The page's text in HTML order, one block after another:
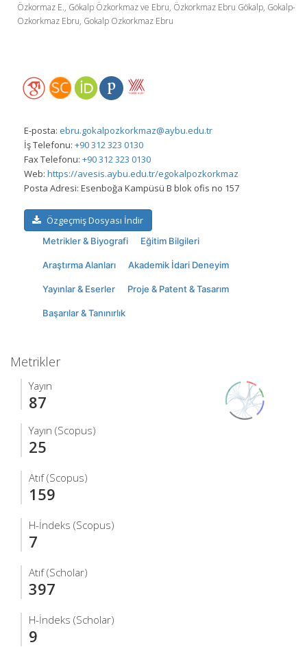
Özkormaz E., Gökalp Özkorkmaz ve Ebru, Özkorkmaz Ebru Gökalp, Gokalp-
Ozkorkmaz Ebru, Gokalp Ozkorkmaz Ebru
E-posta: ebru.gokalpozkorkmaz@aybu.edu.tr
İş Telefonu: +90 312 323 0130
Fax Telefonu: +90 312 323 0130
Web: https://avesis.aybu.edu.tr/egokalpozkorkmaz
Posta Adresi: Esenboğa Kampüsü B blok ofis no 157
Özgeçmiş Dosyası İndir
Metrikler & Biyografi Eğitim Bilgileri
Araştırma Alanları Akademik İdari Deneyim
Yayınlar & Eserler Proje & Patent & Tasarım
Başarılar & Tanınırlık
Metrikler
Yayın
87
Yayın (Scopus)
25
Atıf (Scopus)
159
H-İndeks (Scopus)
7
Atıf (Scholar)
397
H-İndeks (Scholar)
9